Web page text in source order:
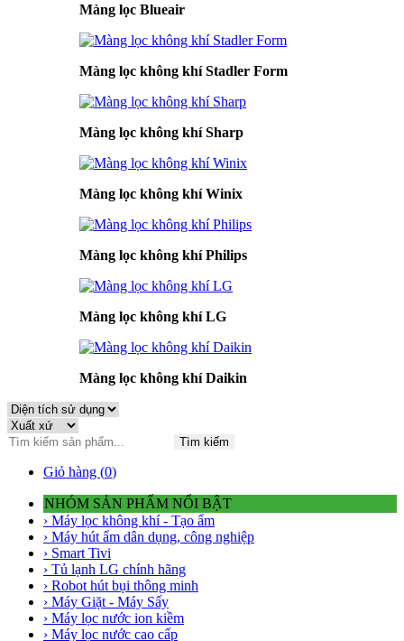
Màng lọc Blueair
Màng lọc không khí Stadler Form
Màng lọc không khí Sharp
Màng lọc không khí Winix
Màng lọc không khí Philips
Màng lọc không khí LG
Màng lọc không khí Daikin
Tìm kiếm
Giỏ hàng (0)
NHÓM SẢN PHẨM NỔI BẬT
› Máy lọc không khí - Tạo ẩm
› Máy hút ẩm dân dụng, công nghiệp
› Smart Tivi
› Tủ lạnh LG chính hãng
› Robot hút bụi thông minh
› Máy Giặt - Máy Sấy
› Máy lọc nước ion kiềm
› Máy lọc nước cao cấp